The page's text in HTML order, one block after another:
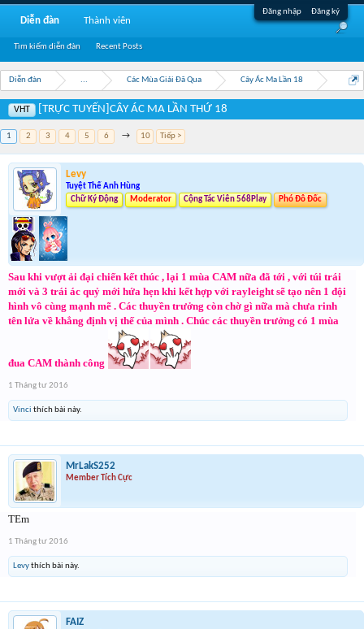
Đăng nhập Đăng ký
Diễn đàn ... Các Mùa Giải Đã Qua Cây Ác Ma Lần 18
VHT [TRỰC TUYẾN]CÂY ÁC MA LẦN THỨ 18
1 2 3 4 5 6 → 10 Tiếp >
Levy
Tuyệt Thế Anh Hùng
Chữ Ký Động
Moderator Cộng Tác Viên 568Play Phó Đô Đốc
Sau khi vượt ải đại chiến kết thúc , lại 1 mùa CAM nữa đã tới , với túi trái
mới và 3 trái ác quỷ mới hứa hẹn khi kết hợp với rayleight sẽ tạo nên 1 đội
hình vô cùng mạnh mẽ . Các thuyền trưởng còn chờ gì nữa mà chưa rinh
tên lửa về khẳng định vị thế của mình . Chúc các thuyền trưởng có 1 mùa
đua CAM thành công
1 Tháng tư 2016
Vinci thích bài này.
MrLakS252
Member Tích Cực
TEm
1 Tháng tư 2016
Levythích bài này.
FAIZ
Diễn đàn
Tìm kiếm diễn đàn Recent Posts
Thành viên